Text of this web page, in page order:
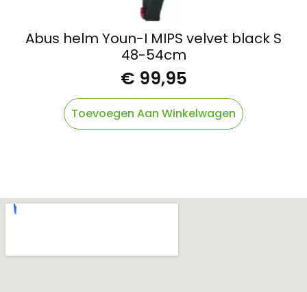
Abus helm Youn-I MIPS velvet black S
48-54cm
€ 99,95
Toevoegen Aan Winkelwagen